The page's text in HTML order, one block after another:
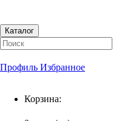
Каталог
Профиль Избранное
Корзина: